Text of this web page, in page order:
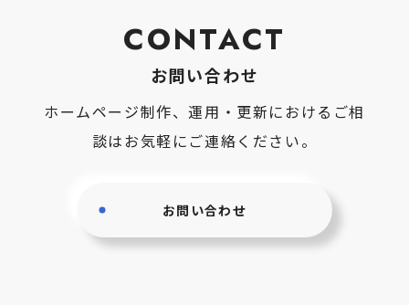
CONTACT
お問い合わせ
ホームページ制作、運用・更新におけるご相
談はお気軽にご連絡ください。
お問い合わせ